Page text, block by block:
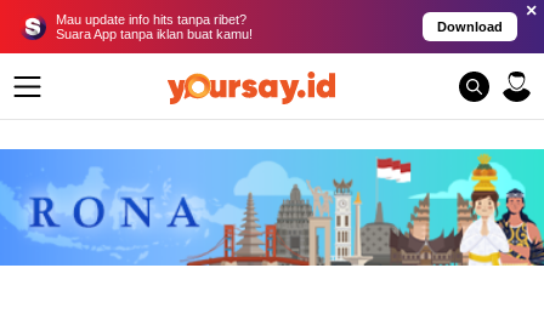
Mau update info hits tanpa ribet?
Suara App tanpa iklan buat kamu!
Download
×